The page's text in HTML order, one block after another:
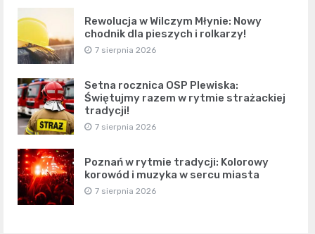
Rewolucja w Wilczym Młynie: Nowy
chodnik dla pieszych i rolkarzy!
7 sierpnia 2026
Setna rocznica OSP Plewiska:
Świętujmy razem w rytmie strażackiej
tradycji!
7 sierpnia 2026
Poznań w rytmie tradycji: Kolorowy
korowód i muzyka w sercu miasta
7 sierpnia 2026